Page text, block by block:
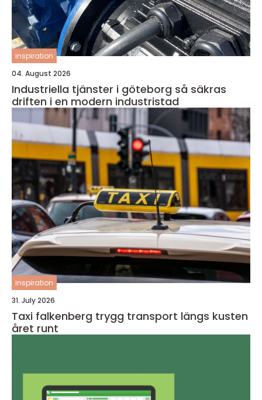
inspiration
04. August 2026
Industriella tjänster i göteborg så säkras
driften i en modern industristad
inspiration
31. July 2026
Taxi falkenberg trygg transport längs kusten
året runt